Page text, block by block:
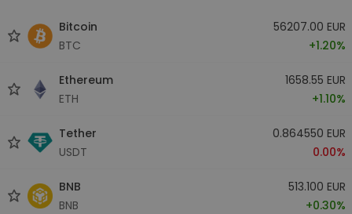
Bitcoin
BTC
56207.00 EUR
+1.20%
Ethereum
ETH
1658.55 EUR
+1.10%
Tether
USDT
0.864550 EUR
0.00%
BNB
BNB
513.100 EUR
+0.30%